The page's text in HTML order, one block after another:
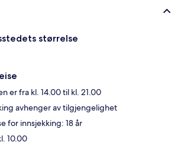
størrelse
er fra kl. 14.00 til kl. 21.00
avhenger av tilgjengelighet
for innsjekking: 18 år
10.00